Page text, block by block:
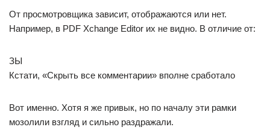
От просмотровщика зависит, отображаются или нет.
Например, в PDF Xchange Editor их не видно. В отличие от:
ЗЫ
Кстати, «Скрыть все комментарии» вполне сработало
Вот именно. Хотя я же привык, но по началу эти рамки
мозолили взгляд и сильно раздражали.